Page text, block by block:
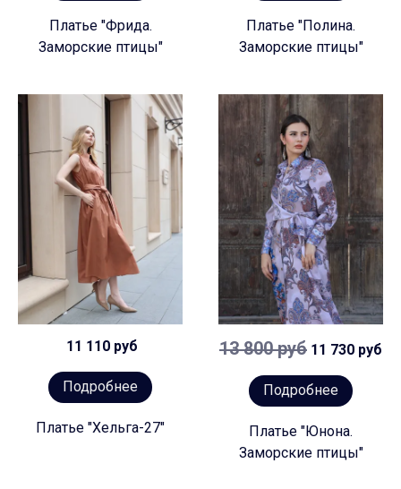
Платье "Фрида.
Заморские птицы"
Платье "Полина.
Заморские птицы"
11 110 руб
Подробнее
Платье "Хельга-27"
13 800 руб 11 730 руб
Подробнее
Платье "Юнона.
Заморские птицы"